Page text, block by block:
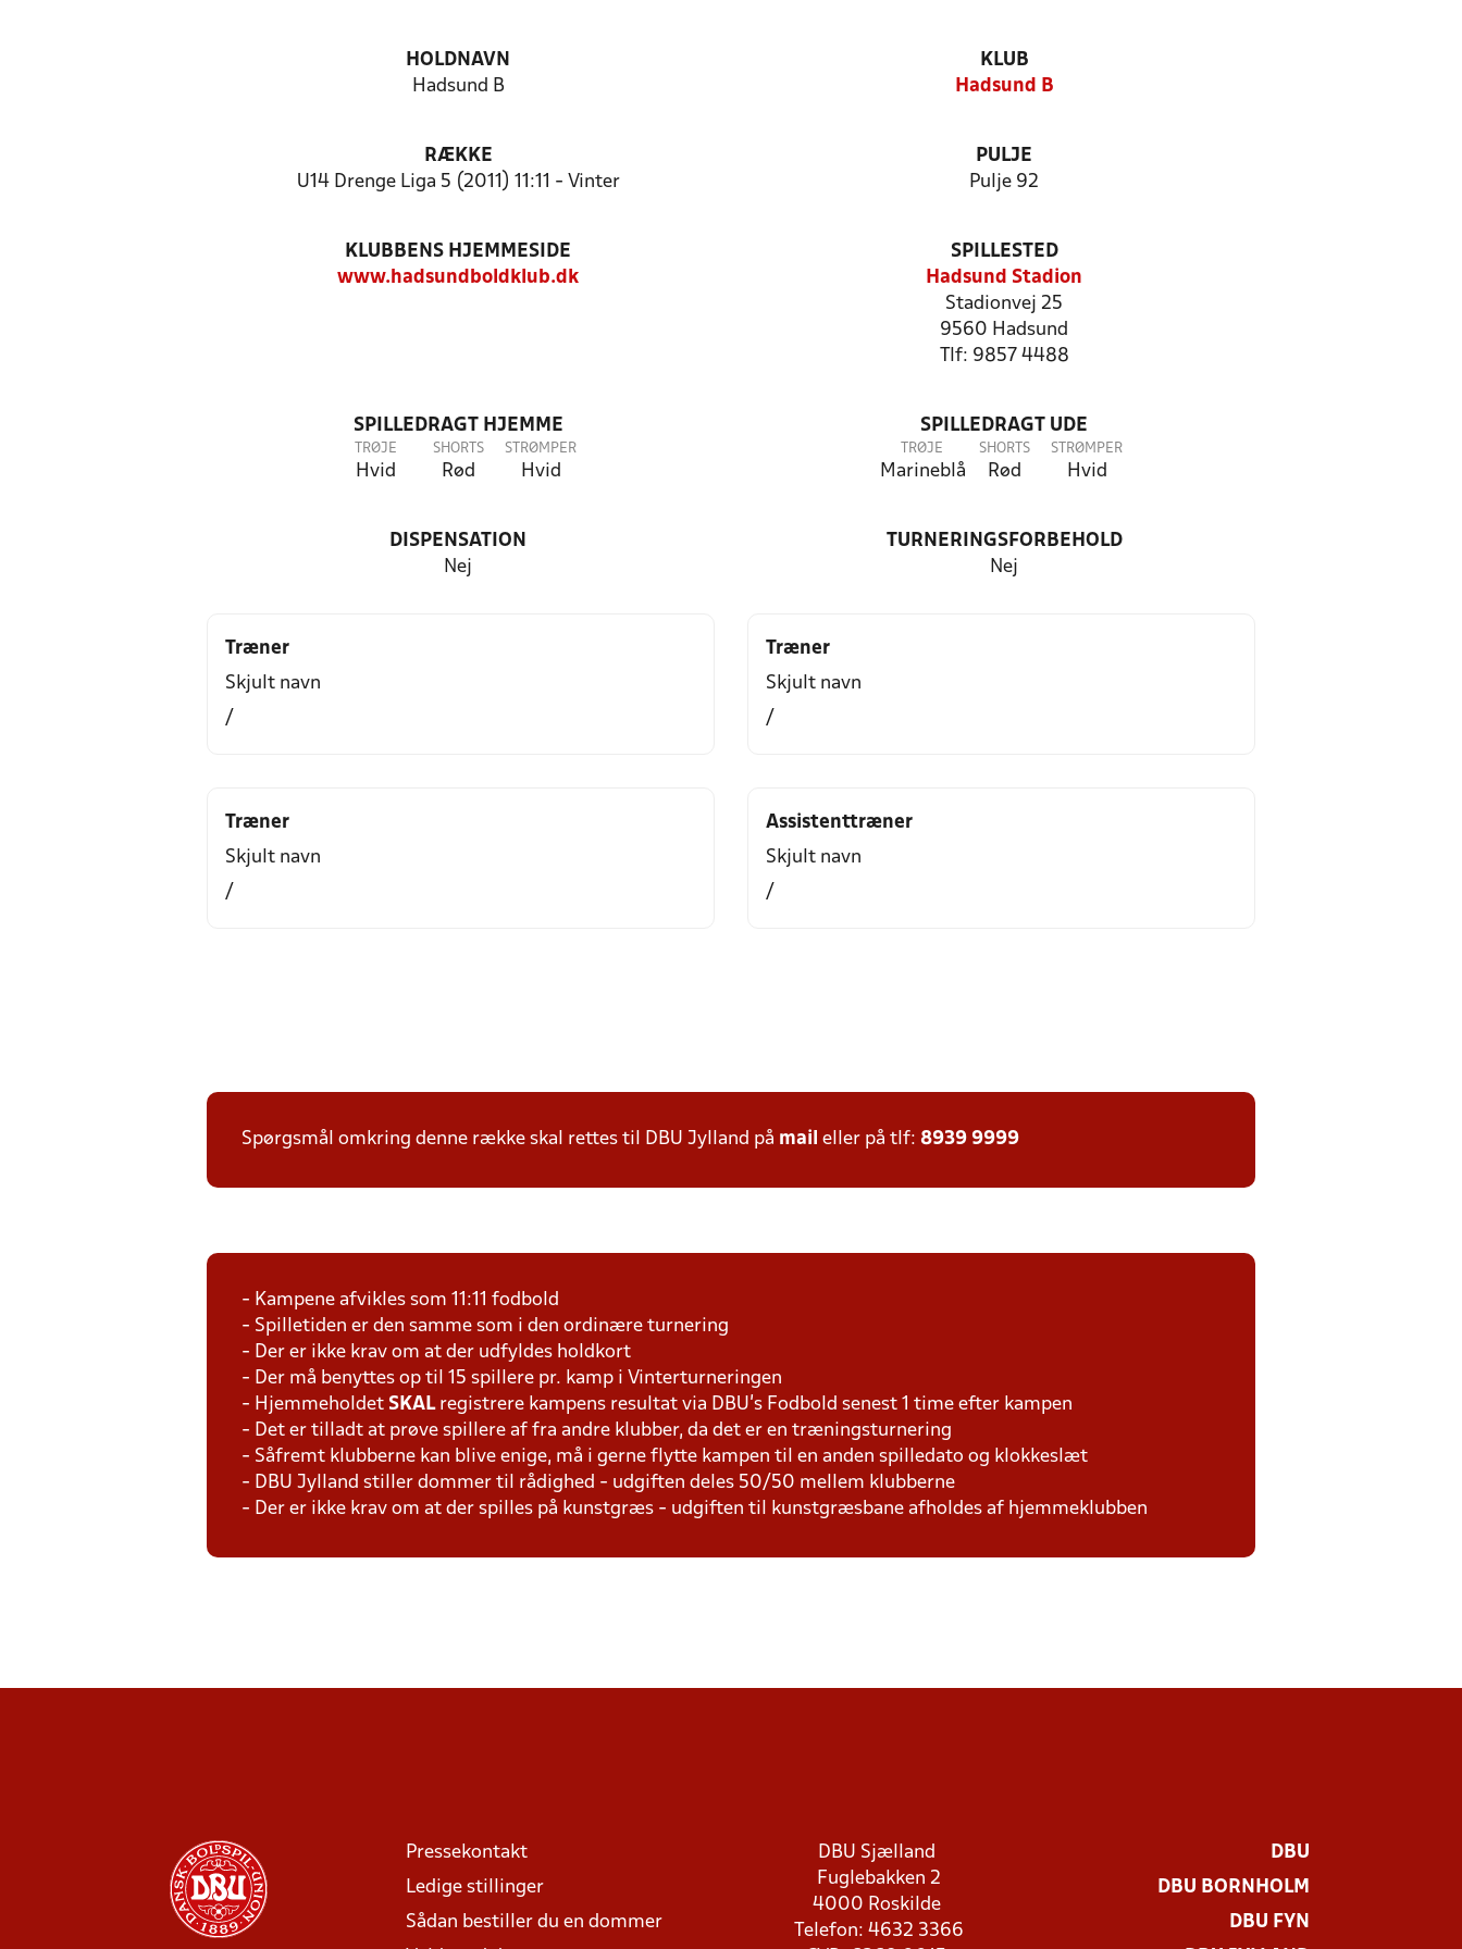
HOLDNAVN
Hadsund B
KLUB
Hadsund B
RÆKKE
U14 Drenge Liga 5 (2011) 11:11 - Vinter
PULJE
Pulje 92
KLUBBENS HJEMMESIDE
www.hadsundboldklub.dk
SPILLESTED
Hadsund Stadion
Stadionvej 25
9560 Hadsund
Tlf: 9857 4488
SPILLEDRAGT HJEMME
TRØJE
Hvid
SHORTS
Rød
STRØMPER
Hvid
SPILLEDRAGT UDE
TRØJE
Marineblå
SHORTS
Rød
STRØMPER
Hvid
DISPENSATION
Nej
TURNERINGSFORBEHOLD
Nej
Træner
Skjult navn
/
Træner
Skjult navn
/
Træner
Skjult navn
/
Assistenttræner
Skjult navn
/
Spørgsmål omkring denne række skal rettes til DBU Jylland på mail eller på tlf: 8939 9999
- Kampene afvikles som 11:11 fodbold
- Spilletiden er den samme som i den ordinære turnering
- Der er ikke krav om at der udfyldes holdkort
- Der må benyttes op til 15 spillere pr. kamp i Vinterturneringen
- Hjemmeholdet SKAL registrere kampens resultat via DBU's Fodbold senest 1 time efter kampen
- Det er tilladt at prøve spillere af fra andre klubber, da det er en træningsturnering
- Såfremt klubberne kan blive enige, må i gerne flytte kampen til en anden spilledato og klokkeslæt
- DBU Jylland stiller dommer til rådighed - udgiften deles 50/50 mellem klubberne
- Der er ikke krav om at der spilles på kunstgræs - udgiften til kunstgræsbane afholdes af hjemmeklubben
Pressekontakt
Ledige stillinger
Sådan bestiller du en dommer
DBU Sjælland
Fuglebakken 2
4000 Roskilde
Telefon: 4632 3366
DBU
DBU BORNHOLM
DBU FYN